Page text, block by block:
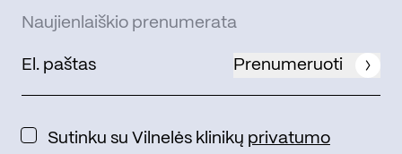
Naujienlaiškio prenumerata
Prenumeruoti
Sutinku su Vilnelės klinikų privatumo